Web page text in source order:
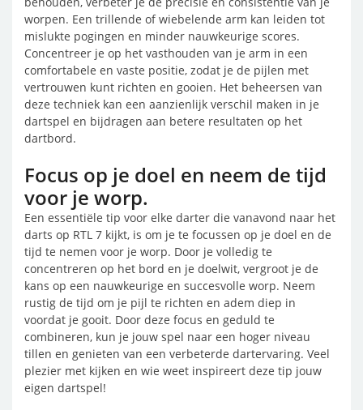
worpen. Een trillende of wiebelende arm kan leiden tot
mislukte pogingen en minder nauwkeurige scores.
Concentreer je op het vasthouden van je arm in een
comfortabele en vaste positie, zodat je de pijlen met
vertrouwen kunt richten en gooien. Het beheersen van
deze techniek kan een aanzienlijk verschil maken in je
dartspel en bijdragen aan betere resultaten op het
dartbord.
Focus op je doel en neem de tijd
voor je worp.
Een essentiële tip voor elke darter die vanavond naar het
darts op RTL 7 kijkt, is om je te focussen op je doel en de
tijd te nemen voor je worp. Door je volledig te
concentreren op het bord en je doelwit, vergroot je de
kans op een nauwkeurige en succesvolle worp. Neem
rustig de tijd om je pijl te richten en adem diep in
voordat je gooit. Door deze focus en geduld te
combineren, kun je jouw spel naar een hoger niveau
tillen en genieten van een verbeterde dartervaring. Veel
plezier met kijken en wie weet inspireert deze tip jouw
eigen dartspel!